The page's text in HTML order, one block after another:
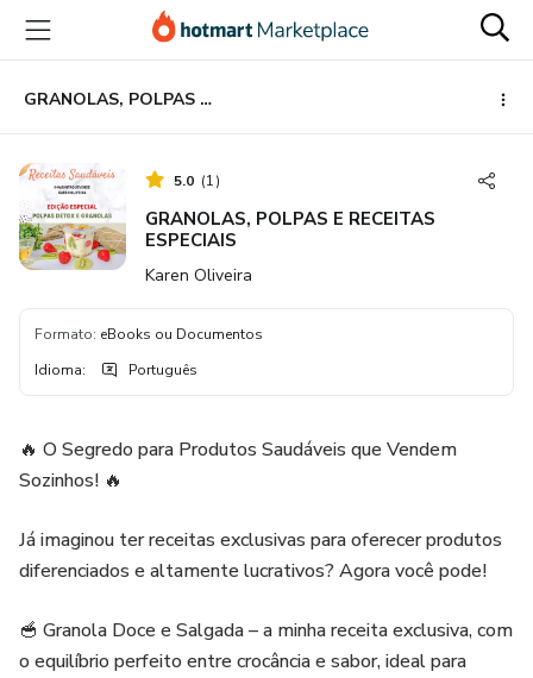
para
conteúdo
principal
para
pagamento
para
rodapé
GRANOLAS, POLPAS E RECEITAS ESPECIAIS
5.0 (1)
GRANOLAS, POLPAS E RECEITAS
ESPECIAIS
Karen Oliveira
Formato: eBooks ou Documentos
Idioma: Português
🔥 O Segredo para Produtos Saudáveis que Vendem
Sozinhos! 🔥
Já imaginou ter receitas exclusivas para oferecer produtos
diferenciados e altamente lucrativos? Agora você pode!
🥣 Granola Doce e Salgada – a minha receita exclusiva, com
o equilíbrio perfeito entre crocância e sabor, ideal para